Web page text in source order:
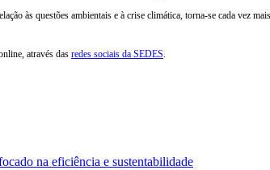
às questões ambientais e à crise climática, torna-se cada vez
através das redes sociais da SEDES
na eficiência e sustentabilidade